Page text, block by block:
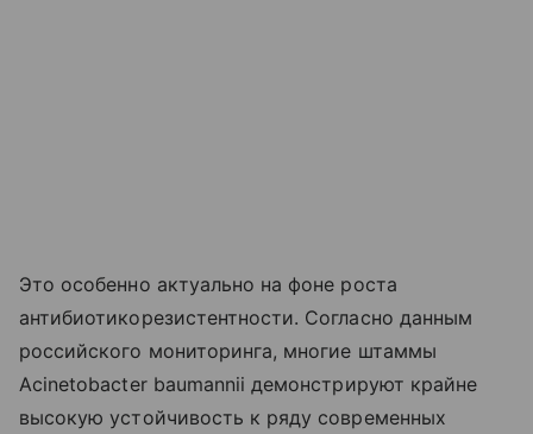
Это особенно актуально на фоне роста
антибиотикорезистентности. Согласно данным
российского мониторинга, многие штаммы
Acinetobacter baumannii демонстрируют крайне
высокую устойчивость к ряду современных